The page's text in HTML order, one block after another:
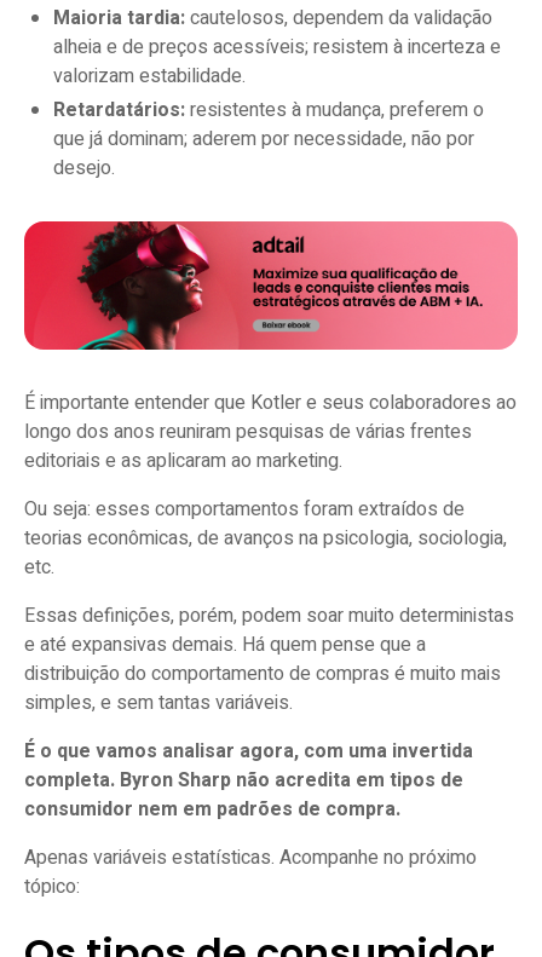
Maioria tardia:cautelosos, dependem da validação
alheia e de preços acessíveis; resistem à incerteza e
valorizam estabilidade.
Retardatários:resistentes à mudança, preferem o
que já dominam; aderem por necessidade, não por
desejo.
É importante entender que Kotler e seus colaboradores ao
longo dos anos reuniram pesquisas de várias frentes
editoriais e as aplicaram ao marketing.
Ou seja: esses comportamentos foram extraídos de
teorias econômicas, de avanços na psicologia, sociologia,
etc.
Essas definições, porém, podem soar muito deterministas
e até expansivas demais. Há quem pense que a
distribuição do comportamento de compras é muito mais
simples, e sem tantas variáveis.
É o que vamos analisar agora, com uma invertida
completa. Byron Sharp não acredita em tipos de
consumidor nem em padrões de compra.
Apenas variáveis estatísticas. Acompanhe no próximo
tópico: